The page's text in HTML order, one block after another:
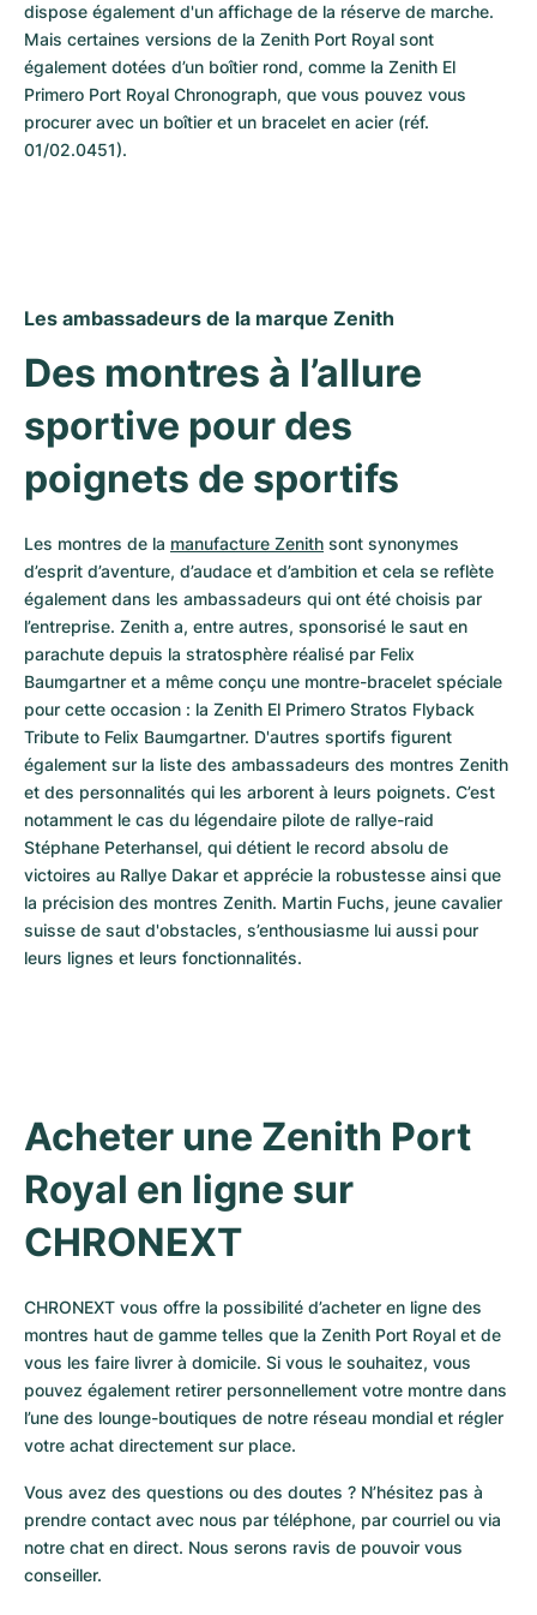
dispose également d'un affichage de la réserve de marche.
Mais certaines versions de la Zenith Port Royal sont
également dotées d’un boîtier rond, comme la Zenith El
Primero Port Royal Chronograph, que vous pouvez vous
procurer avec un boîtier et un bracelet en acier (réf.
01/02.0451).
Les ambassadeurs de la marque Zenith
Des montres à l’allure
sportive pour des
poignets de sportifs
Les montres de la manufacture Zenith sont synonymes
d’esprit d’aventure, d’audace et d’ambition et cela se reflète
également dans les ambassadeurs qui ont été choisis par
l’entreprise. Zenith a, entre autres, sponsorisé le saut en
parachute depuis la stratosphère réalisé par Felix
Baumgartner et a même conçu une montre-bracelet spéciale
pour cette occasion : la Zenith El Primero Stratos Flyback
Tribute to Felix Baumgartner. D'autres sportifs figurent
également sur la liste des ambassadeurs des montres Zenith
et des personnalités qui les arborent à leurs poignets. C’est
notamment le cas du légendaire pilote de rallye-raid
Stéphane Peterhansel, qui détient le record absolu de
victoires au Rallye Dakar et apprécie la robustesse ainsi que
la précision des montres Zenith. Martin Fuchs, jeune cavalier
suisse de saut d'obstacles, s’enthousiasme lui aussi pour
leurs lignes et leurs fonctionnalités.
Acheter une Zenith Port
Royal en ligne sur
CHRONEXT
CHRONEXT vous offre la possibilité d’acheter en ligne des
montres haut de gamme telles que la Zenith Port Royal et de
vous les faire livrer à domicile. Si vous le souhaitez, vous
pouvez également retirer personnellement votre montre dans
l’une des lounge-boutiques de notre réseau mondial et régler
votre achat directement sur place.
Vous avez des questions ou des doutes ? N’hésitez pas à
prendre contact avec nous par téléphone, par courriel ou via
notre chat en direct. Nous serons ravis de pouvoir vous
conseiller.